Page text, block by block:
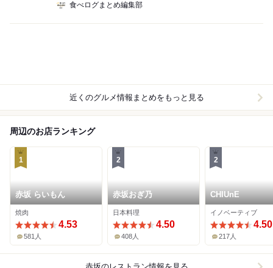
食べログまとめ編集部
近くのグルメ情報まとめをもっと見る
周辺のお店ランキング
1
赤坂 らいもん
焼肉
4.53
581人
2
赤坂おぎ乃
日本料理
4.50
408人
2
CHIUnE
イノベーティブ
4.50
217人